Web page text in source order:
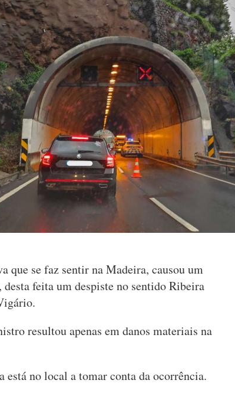
que se faz sentir na Madeira, causou um
feita um despiste no sentido Ribeira
resultou apenas em danos materiais na
está no local a tomar conta da ocorrência.